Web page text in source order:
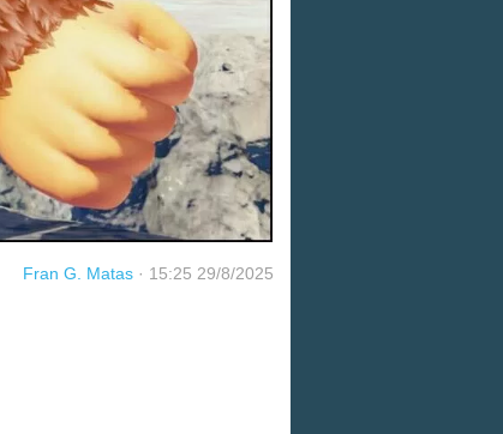
Fran G. Matas · 15:25 29/8/2025